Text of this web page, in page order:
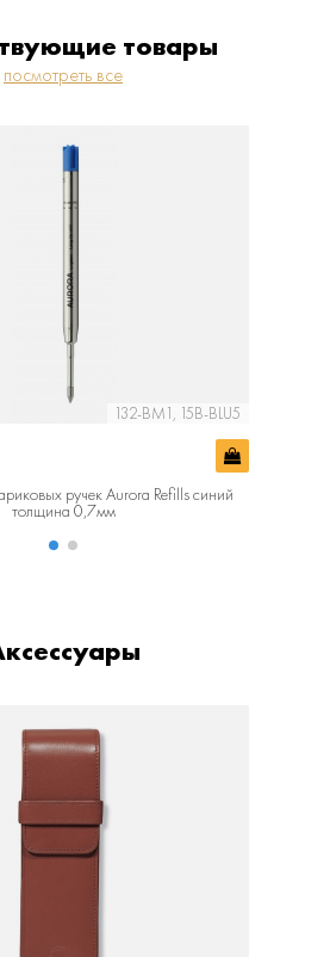
товары
посмотреть все
132-BM1, 15B-BLU5
ручек Aurora Refills синий
толщина 0,7мм